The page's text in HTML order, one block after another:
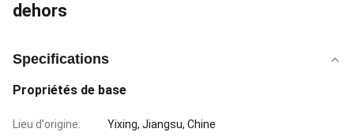
dehors
Specifications
Propriétés de base
Lieu d'origine: Yixing, Jiangsu, Chine